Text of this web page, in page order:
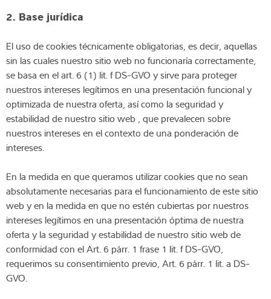
2. Base jurídica
El uso de cookies técnicamente obligatorias, es decir, aquellas
sin las cuales nuestro sitio web no funcionaría correctamente,
se basa en el art. 6 (1) lit. f DS-GVO y sirve para proteger
nuestros intereses legítimos en una presentación funcional y
optimizada de nuestra oferta, así como la seguridad y
estabilidad de nuestro sitio web , que prevalecen sobre
nuestros intereses en el contexto de una ponderación de
intereses.
En la medida en que queramos utilizar cookies que no sean
absolutamente necesarias para el funcionamiento de este sitio
web y en la medida en que no estén cubiertas por nuestros
intereses legítimos en una presentación óptima de nuestra
oferta y la seguridad y estabilidad de nuestro sitio web de
conformidad con el Art. 6 párr. 1 frase 1 lit. f DS-GVO,
requerimos su consentimiento previo, Art. 6 párr. 1 lit. a DS-
GVO.